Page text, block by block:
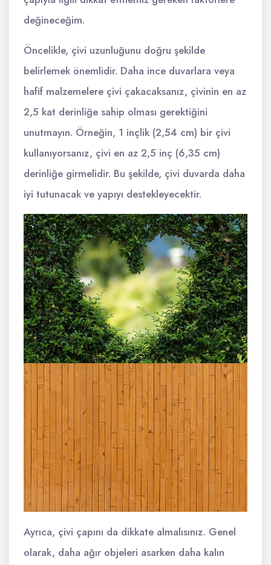
değineceğim.
Öncelikle, çivi uzunluğunu doğru şekilde
belirlemek önemlidir. Daha ince duvarlara veya
hafif malzemelere çivi çakacaksanız, çivinin en az
2,5 kat derinliğe sahip olması gerektiğini
unutmayın. Örneğin, 1 inçlik (2,54 cm) bir çivi
kullanıyorsanız, çivi en az 2,5 inç (6,35 cm)
derinliğe girmelidir. Bu şekilde, çivi duvarda daha
iyi tutunacak ve yapıyı destekleyecektir.
Ayrıca, çivi çapını da dikkate almalısınız. Genel
olarak, daha ağır objeleri asarken daha kalın